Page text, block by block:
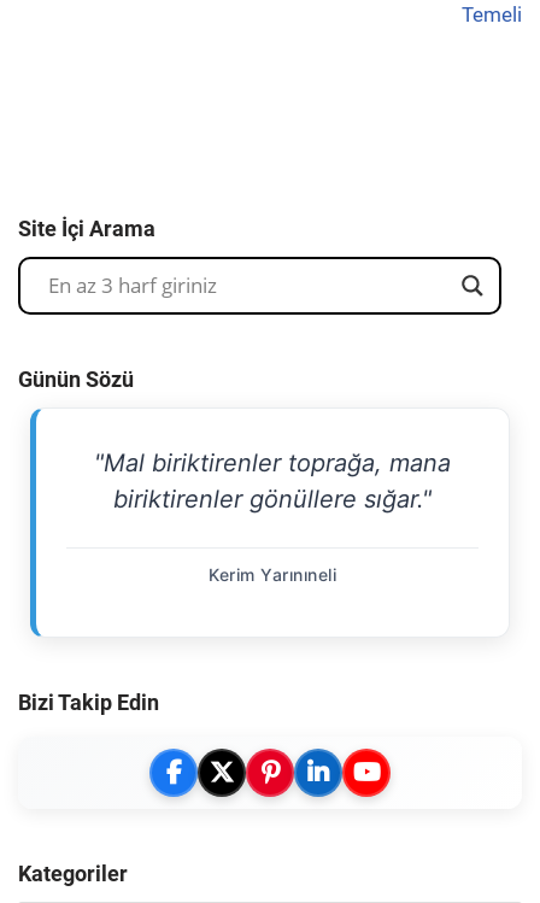
Temeli
Site İçi Arama
Günün Sözü
"Mal biriktirenler toprağa, mana
biriktirenler gönüllere sığar."
Kerim Yarınıneli
Bizi Takip Edin
Kategoriler